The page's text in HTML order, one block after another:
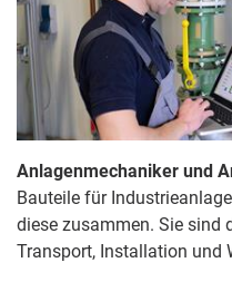
Anlagenmechaniker und
Bauteile für
diese zusammen. Sie sind
Transport, Installation und